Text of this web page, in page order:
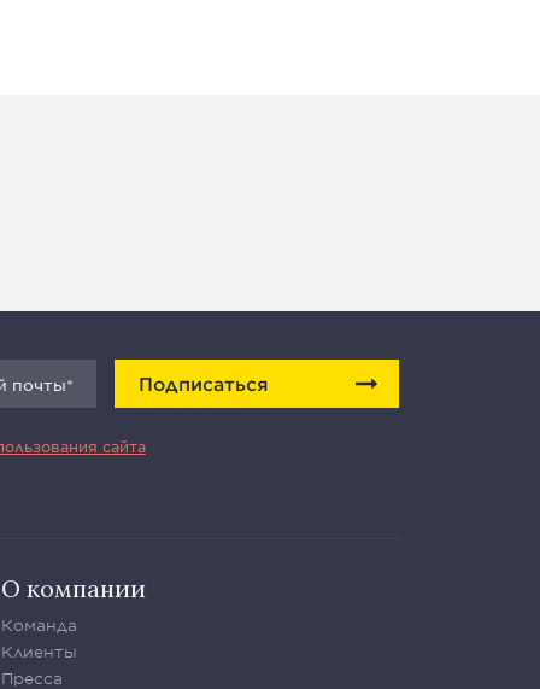
Подписаться
сайта
О компании
Команда
Клиенты
Пресса